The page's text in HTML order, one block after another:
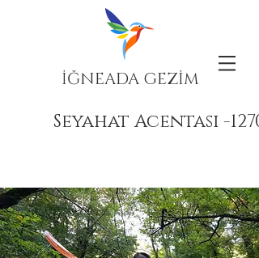
İĞNEADA GEZİM
Seyahat Acentası -